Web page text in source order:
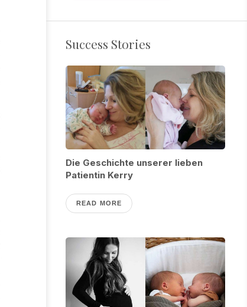
Success Stories
Die Geschichte unserer lieben
Patientin Kerry
READ MORE